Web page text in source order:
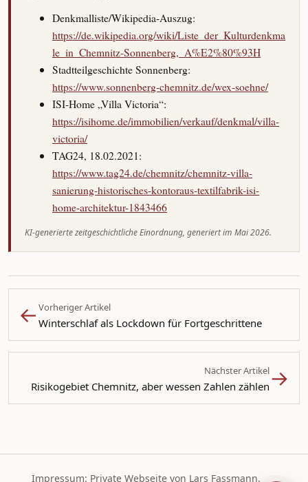
Denkmalliste/Wikipedia-Auszug:
https://de.wikipedia.org/wiki/Liste_der_Kulturdenkma
le_in_Chemnitz-Sonnenberg,_A%E2%80%93H
Stadtteilgeschichte Sonnenberg:
https://www.sonnenberg-chemnitz.de/wex-soehne/
ISI-Home „Villa Victoria“:
https://isihome.de/immobilien/verkauf/denkmal/villa-
victoria/
TAG24, 18.02.2021:
https://www.tag24.de/chemnitz/chemnitz-villa-
sanierung-historisches-kontoraus-textilfabrik-isi-
home-architektur-1843466
KI-generierte zeitgeschichtliche Einordnung, generiert im Mai 2026.
← Vorheriger Artikel
Winterschlaf als Lockdown für Fortgeschrittene
Nächster Artikel
Risikogebiet Chemnitz, aber wessen Zahlen zählen →
Impressum: Private Webseite von Lars Fassmann.